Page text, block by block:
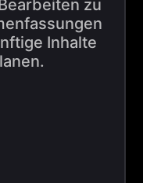
zu
Inhalte